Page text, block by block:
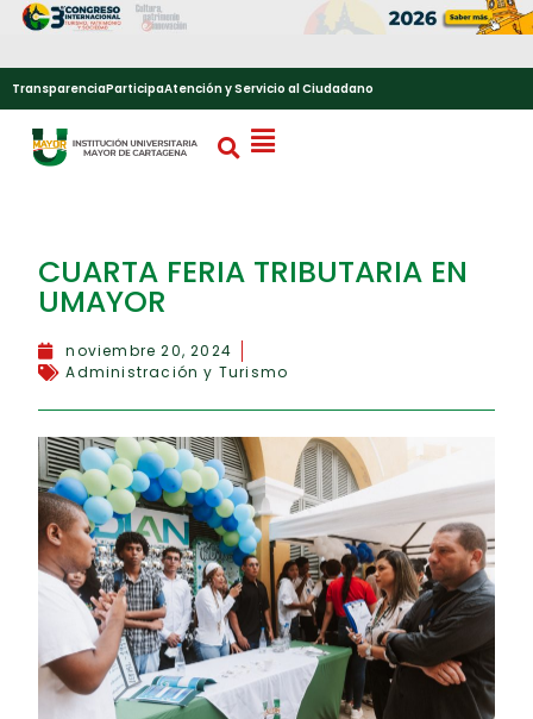
TransparenciaParticipaAtención y Servicio al Ciudadano
CUARTA FERIA TRIBUTARIA EN
UMAYOR
noviembre 20, 2024
Administración y Turismo